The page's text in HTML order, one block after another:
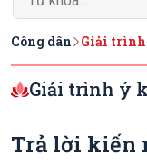
Công dân Giải
Giải trình ý
Trả lời kiến